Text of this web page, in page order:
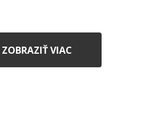
ZOBRAZIŤ VIAC